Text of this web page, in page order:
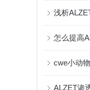
浅析
cwe小动